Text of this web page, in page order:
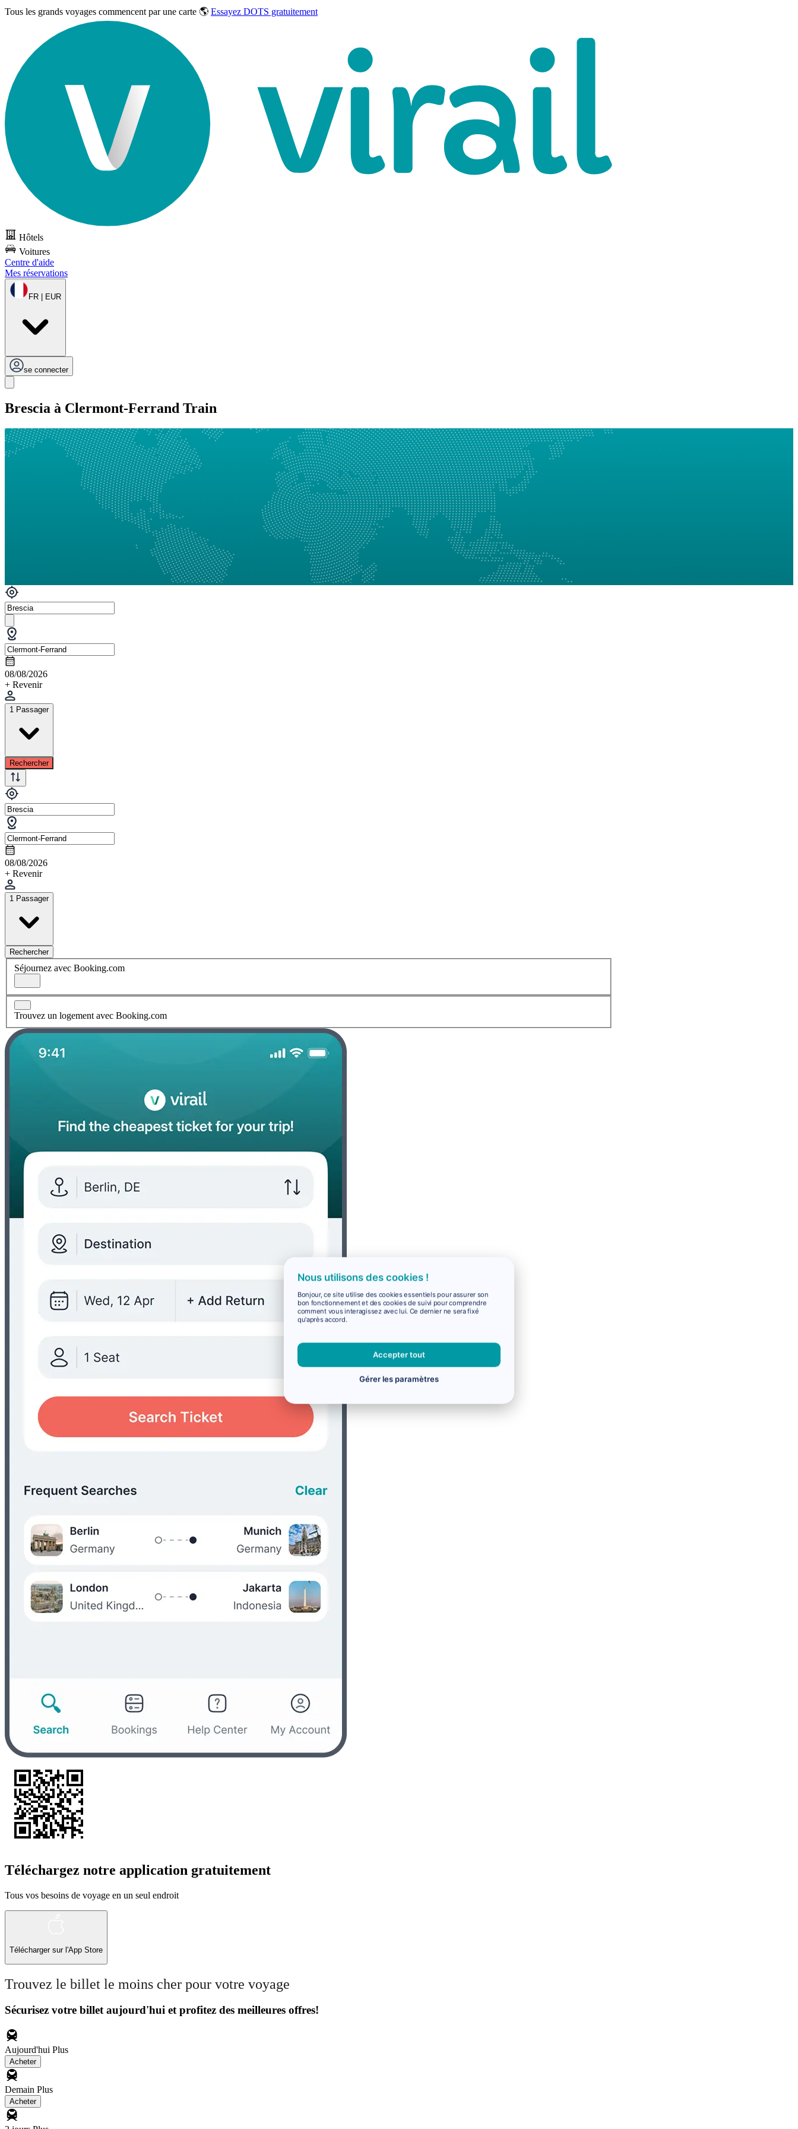
Tous les grands voyages commencent par une carte 🌎 Essayez DOTS gratuitement
Hôtels
Voitures
Centre d'aide
Mes réservations
FR | EUR
se connecter
Brescia à Clermont-Ferrand Train
08/08/2026
+ Revenir
1 Passager
Rechercher
08/08/2026
+ Revenir
1 Passager
Rechercher
Séjournez avec Booking.com
Trouvez un logement avec Booking.com
Téléchargez notre application gratuitement
Tous vos besoins de voyage en un seul endroit
Télécharger sur l'App Store
Trouvez le billet le moins cher pour votre voyage
Sécurisez votre billet aujourd'hui et profitez des meilleures offres!
Aujourd'hui Plus
Acheter
Demain Plus
Acheter
Nous utilisons des cookies !
Bonjour, ce site utilise des cookies essentiels pour assurer son
bon fonctionnement et des cookies de suivi pour comprendre
comment vous interagissez avec lui. Ce dernier ne sera fixé
qu'après accord.
Accepter tout
Gérer les paramètres